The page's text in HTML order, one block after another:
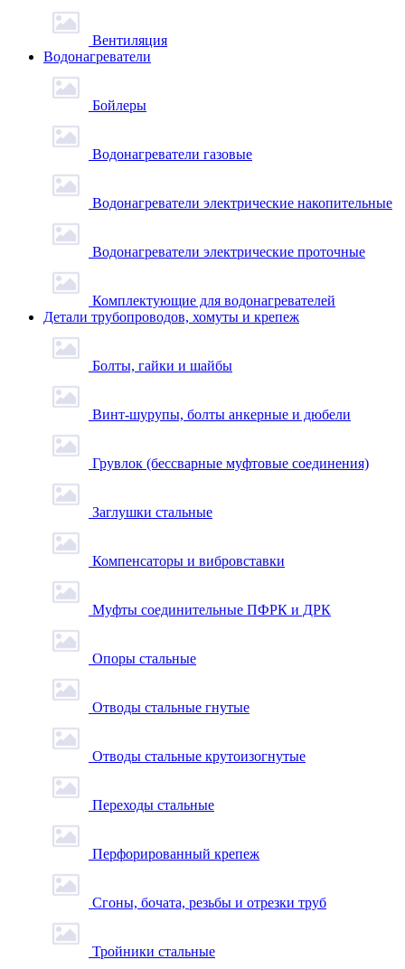
Вентиляция
Водонагреватели
Бойлеры
Водонагреватели газовые
Водонагреватели электрические накопительные
Водонагреватели электрические проточные
Комплектующие для водонагревателей
Детали трубопроводов, хомуты и крепеж
Болты, гайки и шайбы
Винт-шурупы, болты анкерные и дюбели
Грувлок (бессварные муфтовые соединения)
Заглушки стальные
Компенсаторы и вибровставки
Муфты соединительные ПФРК и ДРК
Опоры стальные
Отводы стальные гнутые
Отводы стальные крутоизогнутые
Переходы стальные
Перфорированный крепеж
Сгоны, бочата, резьбы и отрезки труб
Тройники стальные